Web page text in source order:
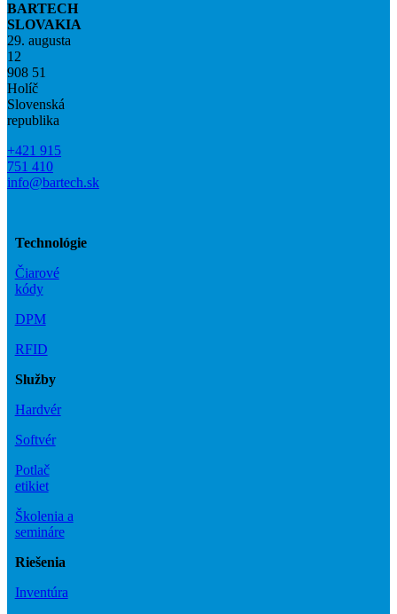
BARTECH
SLOVAKIA
29. augusta
12
908 51
Holíč
Slovenská
republika
+421 915
751 410
info@bartech.sk
Technológie
Čiarové
kódy
DPM
RFID
Služby
Hardvér
Softvér
Potlač
etikiet
Školenia a
semináre
Riešenia
Inventúra